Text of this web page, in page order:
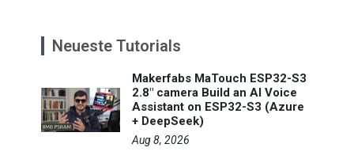
Neueste Tutorials
Makerfabs MaTouch ESP32-S3
2.8" camera Build an AI Voice
Assistant on ESP32-S3 (Azure
+ DeepSeek)
Aug 8, 2026